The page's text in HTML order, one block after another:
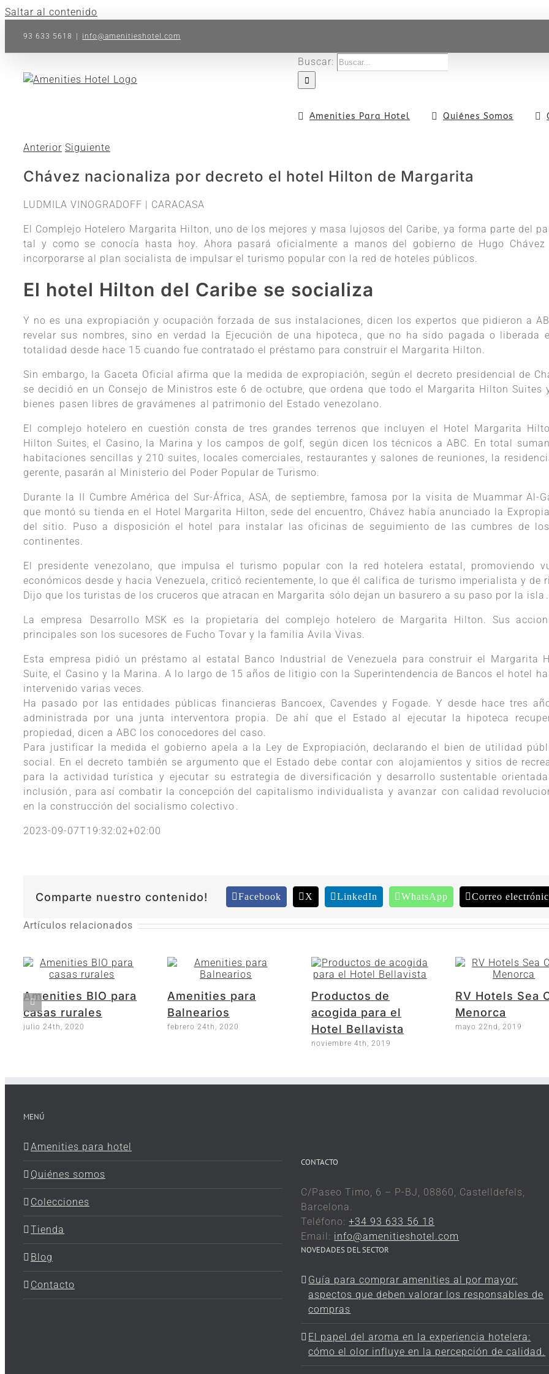
Saltar al contenido
93 633 5618 info@amenitieshotel.com
Buscar:
Amenities Para Hotel Quiénes Somos
Anterior Siguiente
Chávez nacionaliza por decreto el hotel Hilton de Margarita
LUDMILA VINOGRADOFF | CARACASA
El Complejo Hotelero Margarita Hilton, uno de los mejores y masa lujosos del Caribe, ya forma parte del
tal y como se conocía hasta hoy. Ahora pasará oficialmente a manos del gobierno de Hugo Chávez
incorporarse al plan socialista de impulsar el turismo popular con la red de hoteles públicos.
El hotel Hilton del Caribe se socializa
Y no es una expropiación y ocupación forzada de sus instalaciones, dicen los expertos que pidieron a
revelar sus nombres, sino en verdad la Ejecución de una hipoteca, que no ha sido pagada o liberada
totalidad desde hace 15 cuando fue contratado el préstamo para construir el Margarita Hilton.
Sin embargo, la Gaceta Oficial afirma que la medida de expropiación, según el decreto presidencial de
se decidió en un Consejo de Ministros este 6 de octubre, que ordena que todo el Margarita Hilton Suites
bienes pasen libres de gravámenes al patrimonio del Estado venezolano.
El complejo hotelero en cuestión consta de tres grandes terrenos que incluyen el Hotel Margarita
Hilton Suites, el Casino, la Marina y los campos de golf, según dicen los técnicos a ABC. En total
habitaciones sencillas y 210 suites, locales comerciales, restaurantes y salones de reuniones, la
gerente, pasarán al Ministerio del Poder Popular de Turismo.
Durante la II Cumbre América del Sur-África, ASA, de septiembre, famosa por la visita de Muammar Al-
que montó su tienda en el Hotel Margarita Hilton, sede del encuentro, Chávez había anunciado la
del sitio. Puso a disposición el hotel para instalar las oficinas de seguimiento de las cumbres de
continentes.
El presidente venezolano, que impulsa el turismo popular con la red hotelera estatal, promoviendo
económicos desde y hacia Venezuela, criticó recientemente, lo que él califica de turismo imperialista y de
Dijo que los turistas de los cruceros que atracan en Margarita sólo dejan un basurero a su paso por la isla.
La empresa Desarrollo MSK es la propietaria del complejo hotelero de Margarita Hilton. Sus
principales son los sucesores de Fucho Tovar y la familia Avila Vivas.
Esta empresa pidió un préstamo al estatal Banco Industrial de Venezuela para construir el Margarita
Suite, el Casino y la Marina. A lo largo de 15 años de litigio con la Superintendencia de Bancos el hotel
intervenido varias veces.
Ha pasado por las entidades públicas financieras Bancoex, Cavendes y Fogade. Y desde hace tres
administrada por una junta interventora propia. De ahí que el Estado al ejecutar la hipoteca
propiedad, dicen a ABC los conocedores del caso.
Para justificar la medida el gobierno apela a la Ley de Expropiación, declarando el bien de utilidad
social. En el decreto también se argumento que el Estado debe contar con alojamientos y sitios de
para la actividad turística y ejecutar su estrategia de diversificación y desarrollo sustentable
inclusión, para así combatir la concepción del capitalismo individualista y avanzar con calidad
en la construcción del socialismo colectivo.
2023-09-07T19:32:02+02:00
Comparte nuestro contenido! Facebook X LinkedIn WhatsApp Correo
Artículos relacionados
Amenities BIO para
casas rurales
julio 24th, 2020
Amenities para
Balnearios
febrero 24th, 2020
Productos de
acogida para el
Hotel Bellavista
noviembre 4th, 2019
RV Hotels Sea
Menorca
mayo 22nd, 2019
MENÚ
Amenities para hotel
Quiénes somos
Colecciones
Tienda
Blog
Contacto
CONTACTO
C/Paseo Timo, 6 – P-BJ, 08860, Castelldefels,
Barcelona.
Teléfono:+34 93 633 56 18
Email: info@amenitieshotel.com
NOVEDADES DEL SECTOR
Guía para comprar amenities al por mayor:
aspectos que deben valorar los responsables de
compras
El papel del aroma en la experiencia hotelera:
cómo el olor influye en la percepción de calidad.